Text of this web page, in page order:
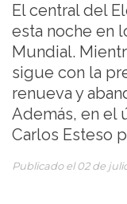
El central del
esta noche en
Mundial.
sigue con la
renueva y
Además, en el
Carlos Esteso
Publicado el 02 de